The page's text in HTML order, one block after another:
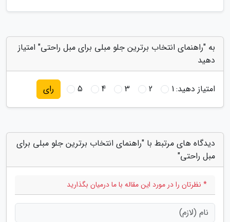
به "راهنمای انتخاب برترین جلو مبلی برای مبل راحتی" امتیاز
دهید
امتیاز دهید:1
2
3
4
5 رای
دیدگاه های مرتبط با "راهنمای انتخاب برترین جلو مبلی برای
مبل راحتی"
* نظرتان را در مورد این مقاله با ما درمیان بگذارید